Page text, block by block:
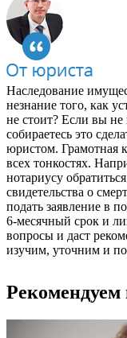
Наследование
незнание того, как
не стоит? Если вы не
собираетесь это
юристом. Грамотная
всех тонкостях.
нотариусу
свидетельства о
подать заявление в
6-месячный срок и
вопросы и даст
изучим, уточним и
Рекомендуем